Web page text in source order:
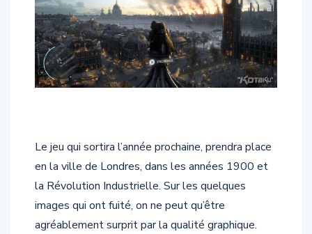
Le jeu qui sortira l’année prochaine, prendra place
en la ville de Londres, dans les années 1900 et
la Révolution Industrielle. Sur les quelques
images qui ont fuité, on ne peut qu’être
agréablement surprit par la qualité graphique.